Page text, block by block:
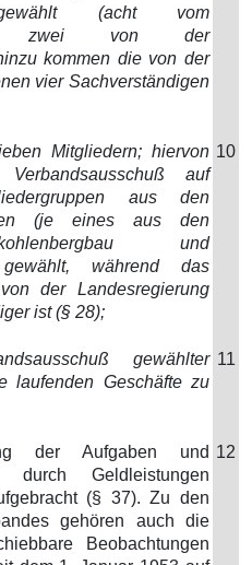
gewählt (acht vom
zwei von der
kommen die von der
vier Sachverständigen
Mitgliedern; hiervon
auf
aus den
(je eines aus den
und
gewählt, während das
der Landesregierung
ist (§ 28);
10
gewählter
laufenden Geschäfte zu
11
der Aufgaben und
durch Geldleistungen
(§ 37). Zu den
gehören auch die
Beobachtungen
12